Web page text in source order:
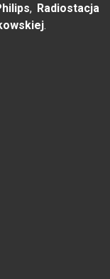
, Radiostacja
.